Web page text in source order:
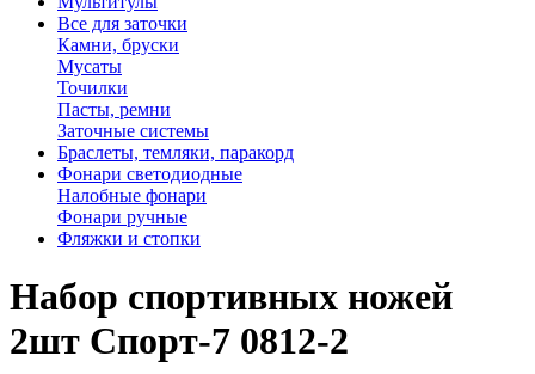
Все для заточки
Камни, бруски
Мусаты
Точилки
Пасты, ремни
Заточные системы
Браслеты, темляки, паракорд
Фонари светодиодные
Налобные фонари
Фонари ручные
Фляжки и стопки
Набор спортивных ножей
2шт Спорт-7 0812-2